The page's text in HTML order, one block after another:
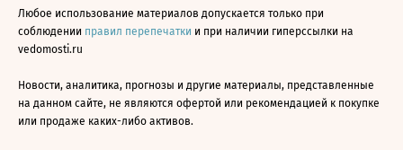
Любое использование материалов допускается только при
соблюдении правил перепечатки и при наличии гиперссылки на
vedomosti.ru
Новости, аналитика, прогнозы и другие материалы, представленные
на данном сайте, не являются офертой или рекомендацией к покупке
или продаже каких-либо активов.